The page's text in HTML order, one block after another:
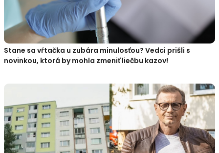
Stane sa vŕtačka u zubára minulosťou? Vedci prišli s
novinkou, ktorá by mohla zmeniť liečbu kazov!